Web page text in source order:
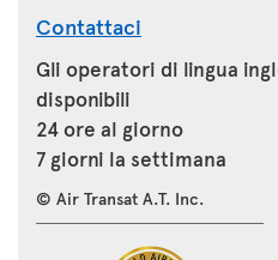
Contattaci
Gli operatori di lingua
disponibili
24 ore al giorno
7 giorni la settimana
© Air Transat A.T. Inc.